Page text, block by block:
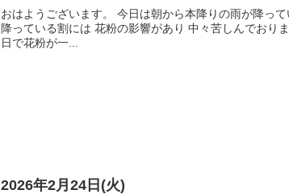
おはようございます。 今日は朝から本降りの雨が降っ
降っている割には 花粉の影響があり 中々苦しんでおり
日で花粉が一...
2026年2月24日(火)